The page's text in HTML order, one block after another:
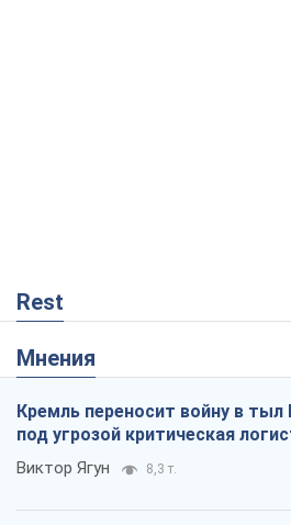
Rest
Мнения
Кремль переносит войну в тыл
под угрозой критическая
Виктор Ягун 8,3 т.